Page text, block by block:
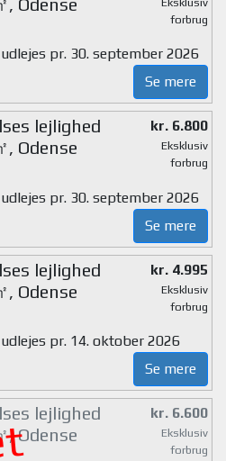
forbrug
pr. 30. september 2026
Se mere
lejlighed
, Odense
kr. 6.800
Eksklusiv
forbrug
pr. 30. september 2026
Se mere
lejlighed
, Odense
kr. 4.995
Eksklusiv
forbrug
pr. 14. oktober 2026
Se mere
lejlighed
, Odense
kr. 6.600
Eksklusiv
forbrug